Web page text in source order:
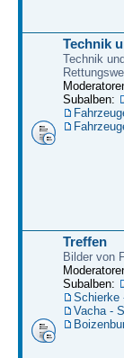
Technik
Technik
Subalben:
Treffen
Bilder von
Subalben:
Schierke
Vacha -